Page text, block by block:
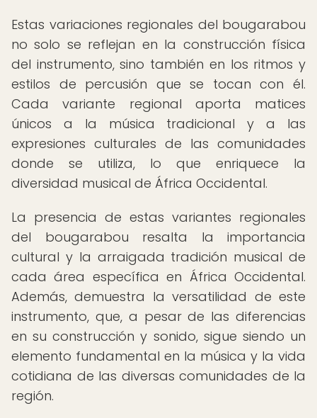
Estas variaciones regionales del bougarabou
no solo se reflejan en la construcción física
del instrumento, sino también en los ritmos y
estilos de percusión que se tocan con él.
Cada variante regional aporta matices
únicos a la música tradicional y a las
expresiones culturales de las comunidades
donde se utiliza, lo que enriquece la
diversidad musical de África Occidental.
La presencia de estas variantes regionales
del bougarabou resalta la importancia
cultural y la arraigada tradición musical de
cada área específica en África Occidental.
Además, demuestra la versatilidad de este
instrumento, que, a pesar de las diferencias
en su construcción y sonido, sigue siendo un
elemento fundamental en la música y la vida
cotidiana de las diversas comunidades de la
región.